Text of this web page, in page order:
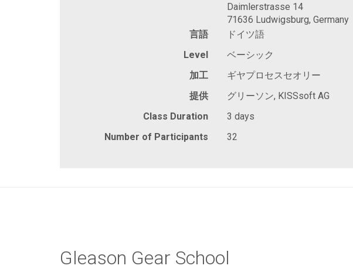
Daimlerstrasse 14
71636 Ludwigsburg, Germany
言語
ドイツ語
Level
ベーシック
加工
ギヤプロセスセオリー
提供
グリーソン, KISSsoft AG
Class Duration
3 days
Number of Participants
32
Gleason Gear School